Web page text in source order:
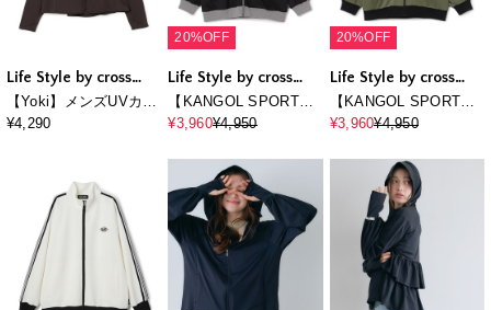
Life Style by cross
marche
【Yoki】メンズUVカッ
トパーカ
¥4,290
20%OFF
Life Style by cross
marche
【KANGOL SPORT】
サイドライントラック
ストレッチ・ジャー
ジ》◆新色追加◆
¥3,960¥4,950
20%OFF
Life Style by cross
marche
【KANGOL SPORT】
サイドライントラック
ストレッチ・ジャー
ジ》◆新色追加◆
¥3,960¥4,950